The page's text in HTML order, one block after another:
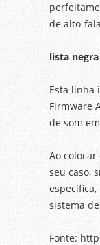
de alto-
lista negra
Esta linha
Firmware
de som
Ao
seu caso,
sistema
Fonte: